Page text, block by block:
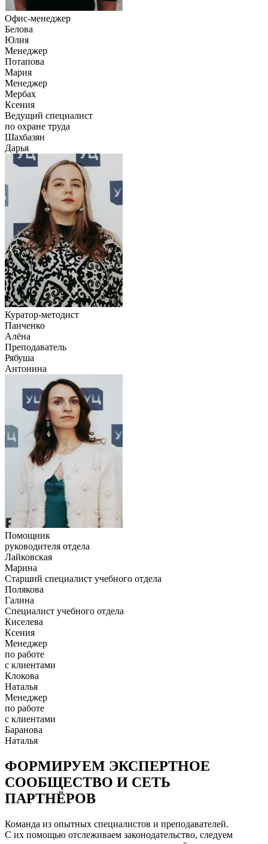
Офис-менеджер
Белова
Юлия
Менеджер
Потапова
Мария
Менеджер
Мербах
Ксения
Ведущий специалист
по охране труда
Шахбазян
Дарья
Куратор-методист
Панченко
Алёна
Преподаватель
Рябуша
Антонина
Помощник
руководителя отдела
Лайковская
Марина
Старший специалист учебного отдела
Полякова
Галина
Специалист учебного отдела
Киселева
Ксения
Менеджер
по работе
с клиентами
Клокова
Наталья
Менеджер
по работе
с клиентами
Баранова
Наталья
ФОРМИРУЕМ ЭКСПЕРТНОЕ
СООБЩЕСТВО И СЕТЬ
ПАРТНЁРОВ
Команда из опытных специалистов и преподавателей.
С их помощью отслеживаем законодательство, следуем